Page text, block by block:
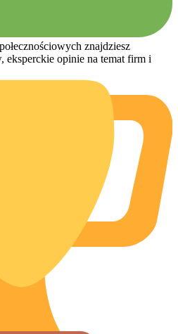
znajdziesz
eksperckie opinie na temat firm i